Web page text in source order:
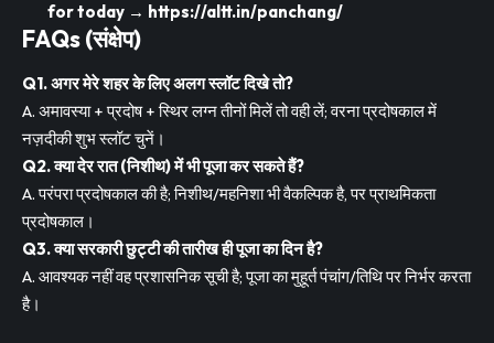
for today→ https://altt.in/panchang/
FAQs (संक्षेप)
Q1. अगर मेरे शहर के लिए अलग स्लॉट दिखे तो?
A. अमावस्या + प्रदोष + स्थिर लग्न तीनों मिलें तो वही लें; वरना प्रदोषकाल में
नज़दीकी शुभ स्लॉट चुनें।
Q2. क्या देर रात (निशीथ) में भी पूजा कर सकते हैं?
A. परंपरा प्रदोषकाल की है; निशीथ/महनिशा भी वैकल्पिक है, पर प्राथमिकता
प्रदोषकाल।
Q3. क्या सरकारी छुट्टी की तारीख ही पूजा का दिन है?
A. आवश्यक नहीं वह प्रशासनिक सूची है; पूजा का मुहूर्त पंचांग/तिथि पर निर्भर करता
है।